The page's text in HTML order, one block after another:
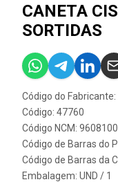
CANETA
SORTIDAS
Código do Fabricante:
Código: 47760
Código NCM:
Código de Barras do
Código de Barras da
Embalagem: UND / 1